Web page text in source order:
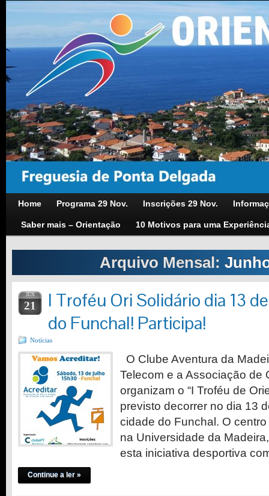
Home Programa 29 Nov. Inscrições 29 Nov.
Saber mais – Orientação 10 Motivos para uma
Arquivo Mensal:
JUN
21
I Troféu Ori Solidário dia 13
do Funchal! Participa!
Notícias
O Clube Aventura da
Telecom e a Associação de
organizam o “I Troféu de
previsto decorrer no dia 13
cidade do Funchal. O
na Universidade da
esta iniciativa desportiva
Continue a ler »